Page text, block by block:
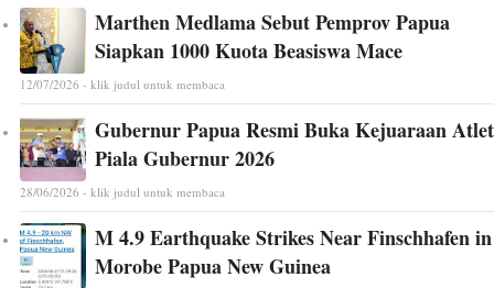
Marthen Medlama Sebut Pemprov Papua
Siapkan 1000 Kuota Beasiswa Mace
12/07/2026 - klik judul untuk membaca
Gubernur Papua Resmi Buka Kejuaraan
Piala Gubernur 2026
28/06/2026 - klik judul untuk membaca
M 4.9 Earthquake Strikes Near Finschhafen in
Morobe Papua New Guinea